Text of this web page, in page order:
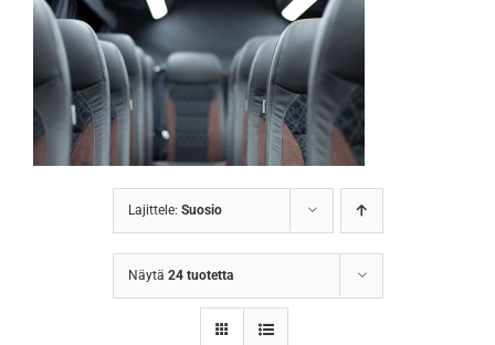
Lajittele: Suosio
Näytä 24 tuotetta